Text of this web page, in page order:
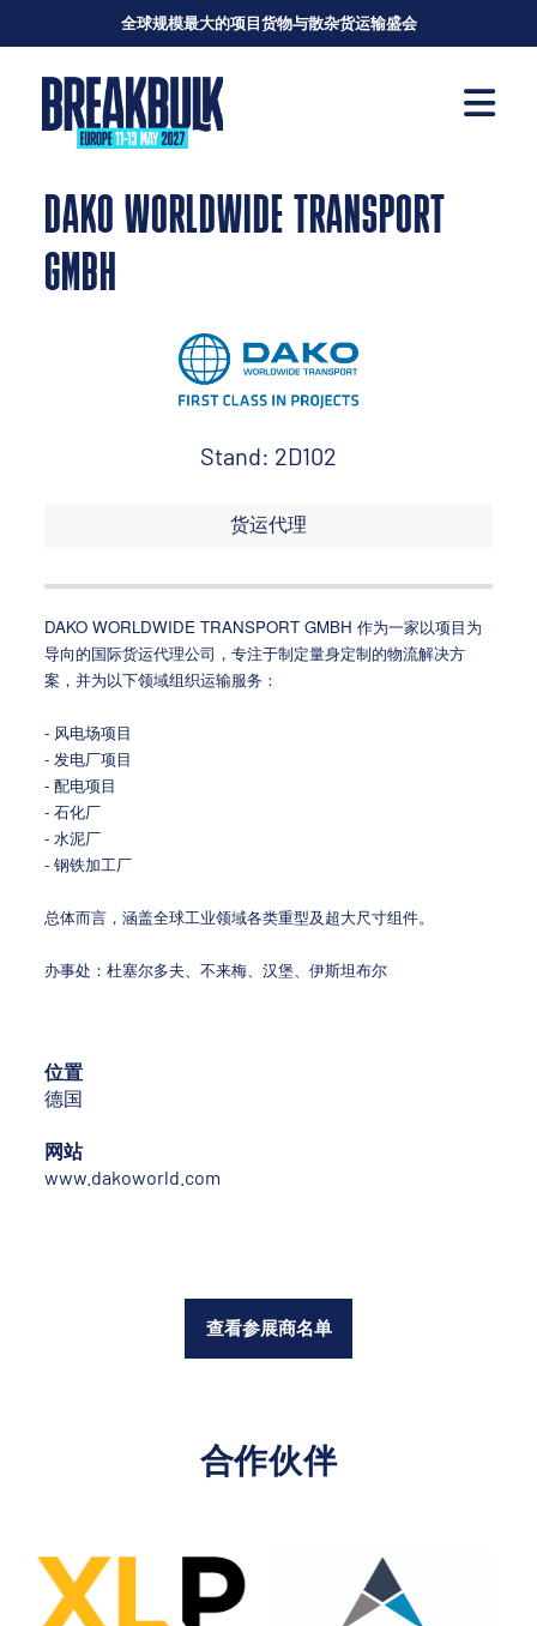
全球规模最大的项目货物与散杂货运输盛会
DAKO WORLDWIDE TRANSPORT
GMBH
Stand: 2D102
货运代理
DAKO WORLDWIDE TRANSPORT GMBH 作为一家以项目为
导向的国际货运代理公司，专注于制定量身定制的物流解决方
案，并为以下领域组织运输服务：
- 风电场项目
- 发电厂项目
- 配电项目
- 石化厂
- 水泥厂
- 钢铁加工厂
总体而言，涵盖全球工业领域各类重型及超大尺寸组件。
办事处：杜塞尔多夫、不来梅、汉堡、伊斯坦布尔
位置
德国
网站
www.dakoworld.com
查看参展商名单
合作伙伴